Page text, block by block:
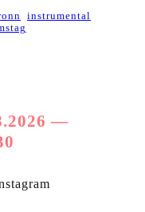
instrumental
—